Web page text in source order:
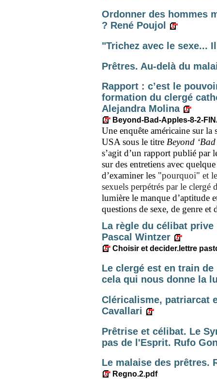
Ordonner des hommes
? René Poujol
"Trichez avec le sexe...
Prêtres. Au-delà du
Rapport : c’est le
formation du clergé
Alejandra Molina
Beyond-Bad-Apples-8-2-
Une enquête américaine sur la
USA sous le titre Beyond
s’agit d’un rapport publié par
sur des entretiens avec
d’examiner les "pourquoi" et
sexuels perpétrés par le
lumière le manque d’aptitude
questions de sexe, de genre
La règle du célibat prive
Pascal Wintzer
Choisir et decider.lettre
Le clergé est en train
cela qui nous donne la
Cléricalisme, patriarcat
Cavallari
Prêtrise et célibat. Le
pas de l'Esprit. Rufo
Le malaise des prêtres.
Regno.2.pdf